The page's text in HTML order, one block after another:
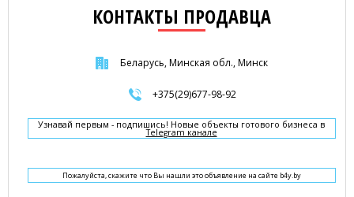
КОНТАКТЫ ПРОДАВЦА
Беларусь, Минская обл., Минск
+375(29)677-98-92
Узнавай первым - подпишись! Новые объекты готового бизнеса в
Telegram канале
Пожалуйста, скажите что Вы нашли это объявление на сайте b4y.by